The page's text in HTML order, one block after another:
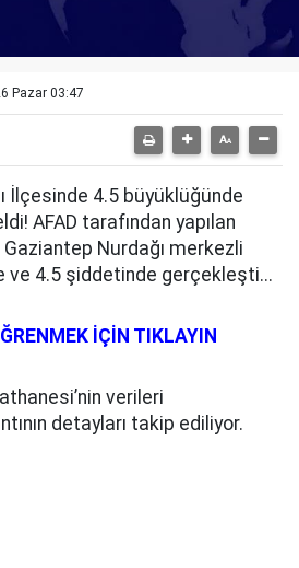
Pazar 03:47
İlçesinde 4.5 büyüklüğünde
AFAD tarafından yapılan
Nurdağı merkezli
ve 4.5 şiddetinde gerçekleşti...
İÇİN TIKLAYIN
verileri
detayları takip ediliyor.